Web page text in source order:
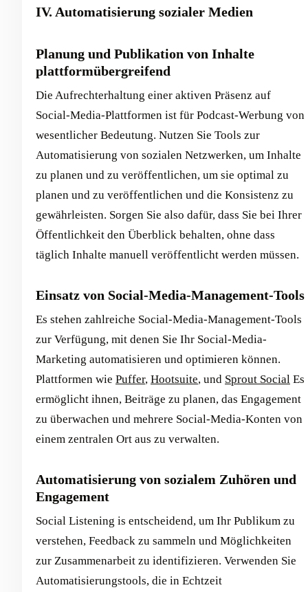
IV. Automatisierung sozialer Medien
Planung und Publikation von Inhalte
plattformübergreifend
Die Aufrechterhaltung einer aktiven Präsenz auf
Social-Media-Plattformen ist für Podcast-Werbung von
wesentlicher Bedeutung. Nutzen Sie Tools zur
Automatisierung von sozialen Netzwerken, um Inhalte
zu planen und zu veröffentlichen, um sie optimal zu
planen und zu veröffentlichen und die Konsistenz zu
gewährleisten. Sorgen Sie also dafür, dass Sie bei Ihrer
Öffentlichkeit den Überblick behalten, ohne dass
täglich Inhalte manuell veröffentlicht werden müssen.
Einsatz von Social-Media-Management-Tools
Es stehen zahlreiche Social-Media-Management-Tools
zur Verfügung, mit denen Sie Ihr Social-Media-
Marketing automatisieren und optimieren können.
Plattformen wie Puffer, Hootsuite, und Sprout Social Es
ermöglicht ihnen, Beiträge zu planen, das Engagement
zu überwachen und mehrere Social-Media-Konten von
einem zentralen Ort aus zu verwalten.
Automatisierung von sozialem Zuhören und
Engagement
Social Listening is entscheidend, um Ihr Publikum zu
verstehen, Feedback zu sammeln und Möglichkeiten
zur Zusammenarbeit zu identifizieren. Verwenden Sie
Automatisierungstools, die in Echtzeit